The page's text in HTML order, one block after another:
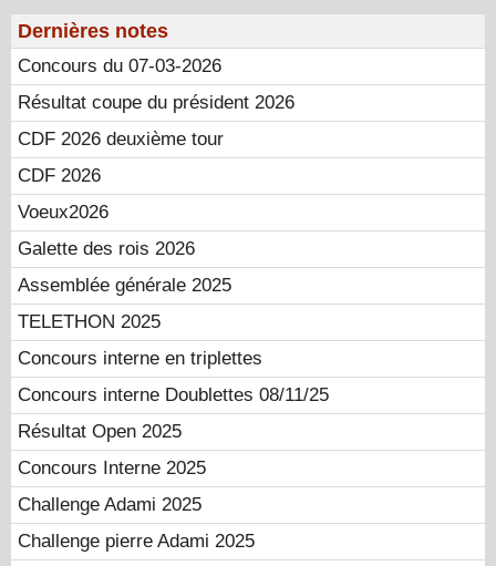
Dernières notes
Concours du 07-03-2026
Résultat coupe du président 2026
CDF 2026 deuxième tour
CDF 2026
Voeux2026
Galette des rois 2026
Assemblée générale 2025
TELETHON 2025
Concours interne en triplettes
Concours interne Doublettes 08/11/25
Résultat Open 2025
Concours Interne 2025
Challenge Adami 2025
Challenge pierre Adami 2025